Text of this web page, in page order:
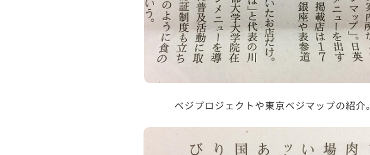
ベジプロジェクトや東京ベジマップの紹介。